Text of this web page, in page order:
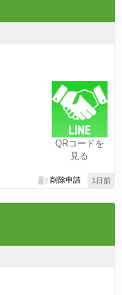
QRコードを
見る
1日前
削除申請